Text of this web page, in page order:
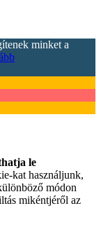
minket a
le
kat használjunk,
módon
mikéntjéről az